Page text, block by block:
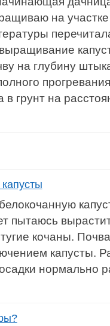
на участке
на глубину
грунт на
пытаюсь
кочаны.
капусты.
нормально